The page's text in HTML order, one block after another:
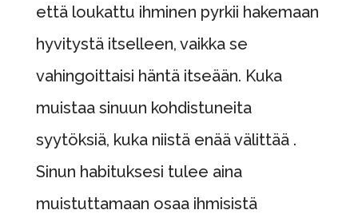
että loukattu ihminen pyrkii hakemaan
hyvitystä itselleen, vaikka se
vahingoittaisi häntä itseään. Kuka
muistaa sinuun kohdistuneita
syytöksiä, kuka niistä enää välittää .
Sinun habituksesi tulee aina
muistuttamaan osaa ihmisistä